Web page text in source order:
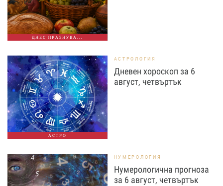
ДНЕС ПРАЗНУВА...
АСТРО
АСТРОЛОГИЯ
Дневен хороскоп за 6
август, четвъртък
НУМЕРОЛОГИЯ
Нумерологична прогноза
за 6 август, четвъртък